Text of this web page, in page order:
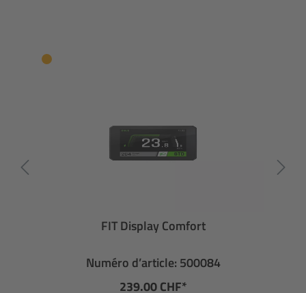
FIT Display Comfort
Numéro d’article: 500084
239.00 CHF*